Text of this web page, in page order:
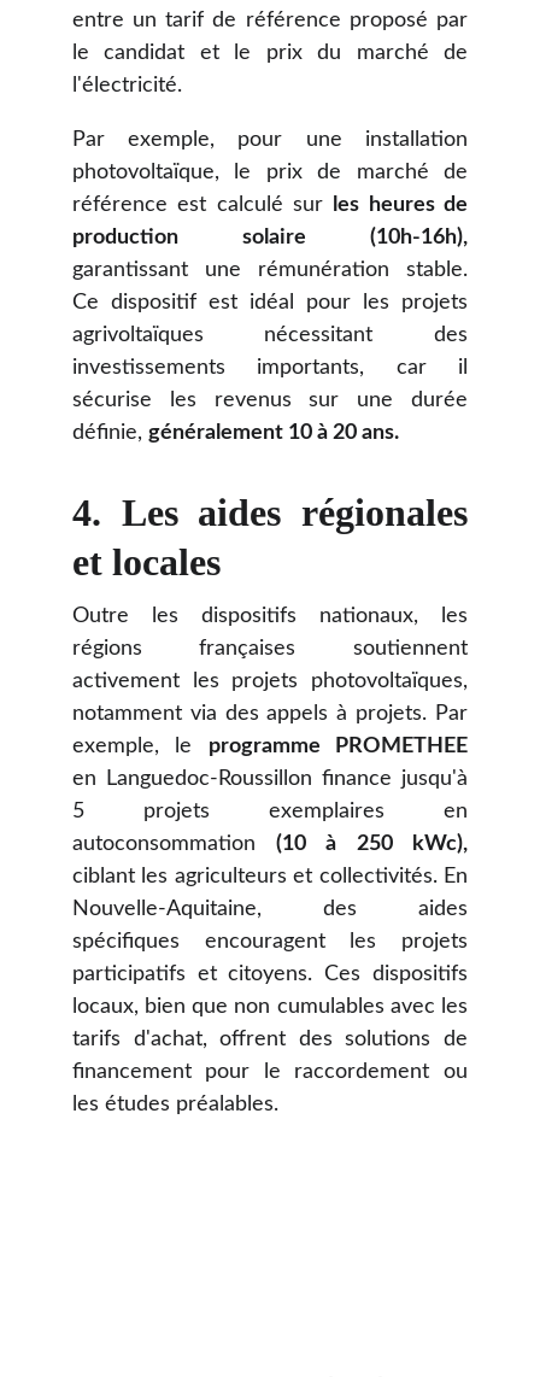
entre un tarif de référence proposé par
le candidat et le prix du marché de
l'électricité.
Par exemple, pour une installation
photovoltaïque, le prix de marché de
référence est calculé sur
les heures de
production solaire (10h-16h),
garantissant une rémunération stable.
Ce dispositif est idéal pour les projets
agrivoltaïques nécessitant des
investissements importants, car il
sécurise les revenus sur une durée
définie, généralement 10 à 20 ans.
4. Les aides régionales
et locales
Outre les dispositifs nationaux, les
régions françaises soutiennent
activement les projets photovoltaïques,
notamment via des appels à projets. Par
exemple, le programme PROMETHEE
en Languedoc-Roussillon finance jusqu'à
5 projets exemplaires en
autoconsommation(10 à 250 kWc),
ciblant les agriculteurs et collectivités. En
Nouvelle-Aquitaine, des aides
spécifiques encouragent les projets
participatifs et citoyens. Ces dispositifs
locaux, bien que non cumulables avec les
tarifs d'achat, offrent des solutions de
financement pour le raccordement ou
les études préalables.